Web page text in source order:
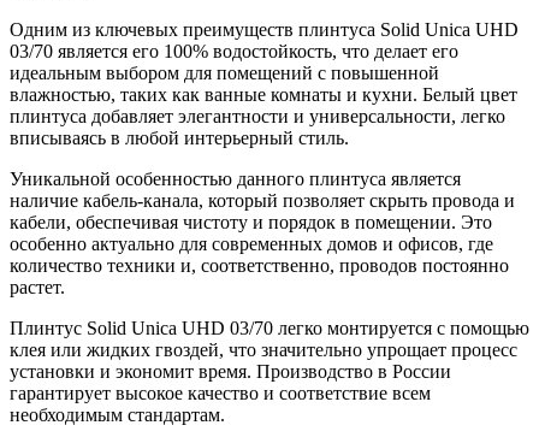
Одним из ключевых преимуществ плинтуса Solid Unica UHD
03/70 является его 100% водостойкость, что делает его
идеальным выбором для помещений с повышенной
влажностью, таких как ванные комнаты и кухни. Белый цвет
плинтуса добавляет элегантности и универсальности, легко
вписываясь в любой интерьерный стиль.
Уникальной особенностью данного плинтуса является
наличие кабель-канала, который позволяет скрыть провода и
кабели, обеспечивая чистоту и порядок в помещении. Это
особенно актуально для современных домов и офисов, где
количество техники и, соответственно, проводов постоянно
растет.
Плинтус Solid Unica UHD 03/70 легко монтируется с помощью
клея или жидких гвоздей, что значительно упрощает процесс
установки и экономит время. Производство в России
гарантирует высокое качество и соответствие всем
необходимым стандартам.